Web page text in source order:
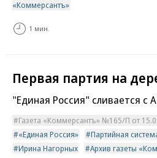
«Коммерсантъ»
1 мин.
Первая партия на
"Единая Россия" сливается с
Газета «Коммерсантъ» №165/П от
«Единая Россия»
Партийная
Ирина Нагорных
Архив газеты